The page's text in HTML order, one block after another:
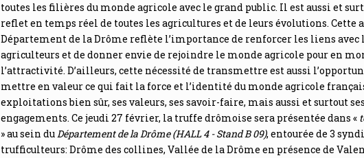
toutes les filières du monde agricole avec le grand public. Il est aussi et
reflet en temps réel de toutes les agricultures et de leurs évolutions. Cette
Département de la Drôme reflète l’importance de renforcer les liens avec
agriculteurs et de donner envie de rejoindre le monde agricole pour en
l’attractivité. D’ailleurs, cette nécessité de transmettre est aussi
mettre en valeur ce qui fait la force et l’identité du monde agricole
exploitations bien sûr, ses valeurs, ses savoir-faire, mais aussi et surtout
engagements. Ce jeudi 27 février, la truffe drômoise sera présentée dans «
» au sein duDépartement de la Drôme (HALL 4 - Stand B 09), entourée de 3
trufficulteurs: Drôme des collines, Vallée de la Drôme en présence de